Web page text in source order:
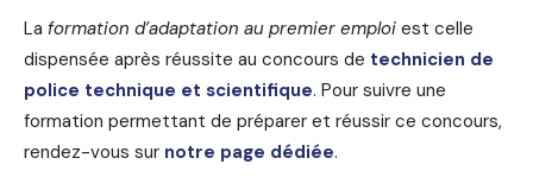
La formation d’adaptation au premier emploi est celle
dispensée après réussite au concours de technicien de
police technique et scientifique. Pour suivre une
formation permettant de préparer et réussir ce concours,
rendez-vous sur notre page dédiée.